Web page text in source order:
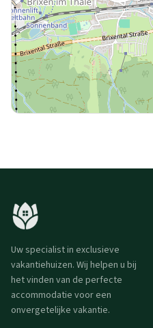
Uw specialist in exclusieve
vakantiehuizen. Wij helpen u bij
het vinden van de perfecte
accommodatie voor een
onvergetelijke vakantie.